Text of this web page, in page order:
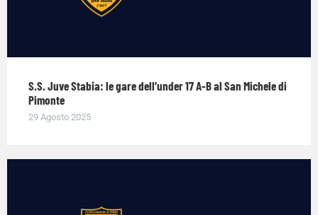
S.S. Juve Stabia: le gare dell’under 17 A-B al San Michele di
Pimonte
29 Agosto 2025